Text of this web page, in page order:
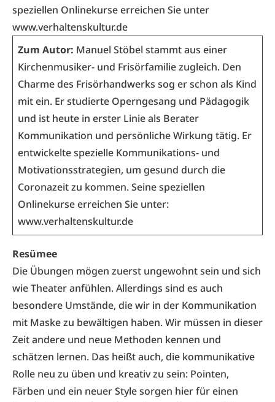
speziellen Onlinekurse erreichen Sie unter
www.verhaltenskultur.de
Zum Autor: Manuel Stöbel stammt aus einer
Kirchenmusiker- und Frisörfamilie zugleich. Den
Charme des Frisörhandwerks sog er schon als Kind
mit ein. Er studierte Operngesang und Pädagogik
und ist heute in erster Linie als Berater
Kommunikation und persönliche Wirkung tätig. Er
entwickelte spezielle Kommunikations- und
Motivationsstrategien, um gesund durch die
Coronazeit zu kommen. Seine speziellen
Onlinekurse erreichen Sie unter:
www.verhaltenskultur.de
Resümee
Die Übungen mögen zuerst ungewohnt sein und sich
wie Theater anfühlen. Allerdings sind es auch
besondere Umstände, die wir in der Kommunikation
mit Maske zu bewältigen haben. Wir müssen in dieser
Zeit andere und neue Methoden kennen und
schätzen lernen. Das heißt auch, die kommunikative
Rolle neu zu üben und kreativ zu sein: Pointen,
Färben und ein neuer Style sorgen hier für einen